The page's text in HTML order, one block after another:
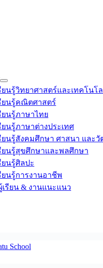
ยนรู้วิทยาศาสตร์และเทคโนโ
ยนรู้คณิตศาสตร์
ยนรู้ภาษาไทย
นรู้ภาษาต่างประเทศ
ยนรู้สังคมศึกษา ศาสนา และ
ยนรู้สุขศึกษาและพลศึกษา
ยนรู้ศิลปะ
ยนรู้การงานอาชีพ
รียน & งานแนะแนว